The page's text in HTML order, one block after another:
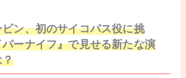
ン、初のサイコパス役に挑
ーナイフ』で見せる新たな演
？